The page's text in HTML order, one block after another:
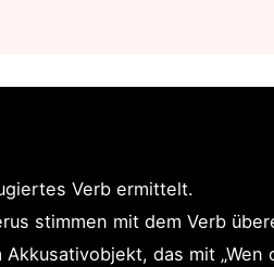
Verb ermittelt.
stimmen mit dem Verb
das mit „Wen